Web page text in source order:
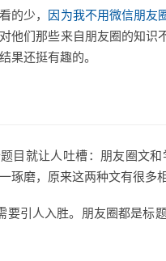
的少， 因为我不用微信朋友
他们那些来自朋友圈的知
果还挺有趣的。
目就让人吐槽：朋友圈文
琢磨，原来这两种文有很多
要引人入胜。朋友圈都是标